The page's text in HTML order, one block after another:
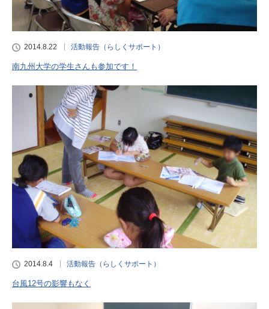
2014.8.22 活動報告（らしくサポート）
南九州大学の学生さんも参加です！
2014.8.4 活動報告（らしくサポート）
台風12号の影響もなく